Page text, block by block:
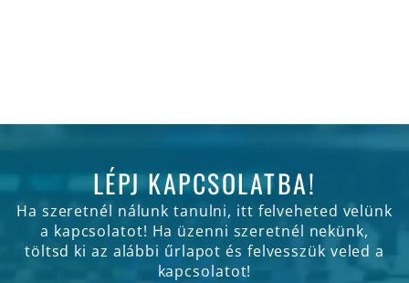
LÉPJ KAPCSOLATBA!
Ha szeretnél nálunk tanulni, itt felveheted velünk
a kapcsolatot! Ha üzenni szeretnél nekünk,
töltsd ki az alábbi űrlapot és felvesszük veled a
kapcsolatot!